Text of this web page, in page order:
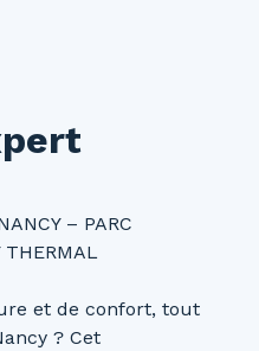
– PARC
THERMAL
et de confort, tout
? Cet